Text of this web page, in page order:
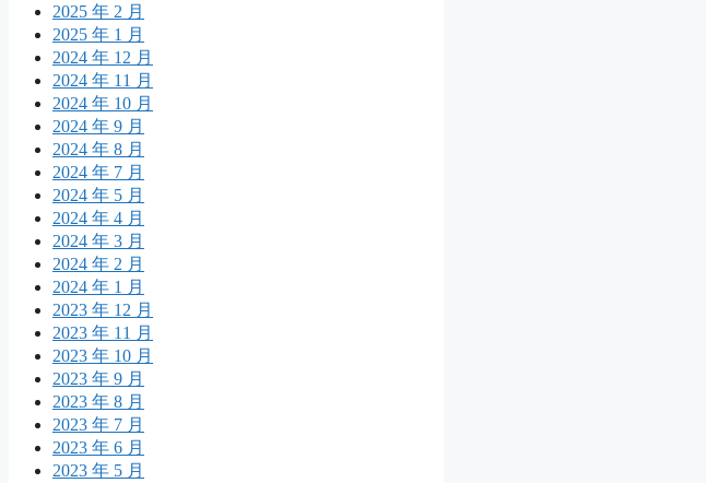
2025 年 2 月
2025 年 1 月
2024 年 12 月
2024 年 11 月
2024 年 10 月
2024 年 9 月
2024 年 8 月
2024 年 7 月
2024 年 5 月
2024 年 4 月
2024 年 3 月
2024 年 2 月
2024 年 1 月
2023 年 12 月
2023 年 11 月
2023 年 10 月
2023 年 9 月
2023 年 8 月
2023 年 7 月
2023 年 6 月
2023 年 5 月